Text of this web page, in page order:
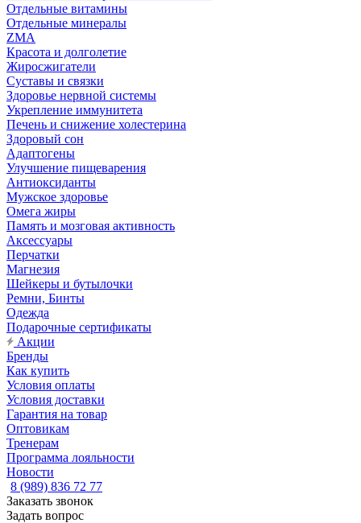
Отдельные витамины
Отдельные минералы
ZMA
Красота и долголетие
Жиросжигатели
Суставы и связки
Здоровье нервной системы
Укрепление иммунитета
Печень и снижение холестерина
Здоровый сон
Адаптогены
Улучшение пищеварения
Антиоксиданты
Мужское здоровье
Омега жиры
Память и мозговая активность
Аксессуары
Перчатки
Магнезия
Шейкеры и бутылочки
Ремни, Бинты
Одежда
Подарочные сертификаты
Акции
Бренды
Как купить
Условия оплаты
Условия доставки
Гарантия на товар
Оптовикам
Тренерам
Программа лояльности
Новости
8 (989) 836 72 77
Заказать звонок
Задать вопрос